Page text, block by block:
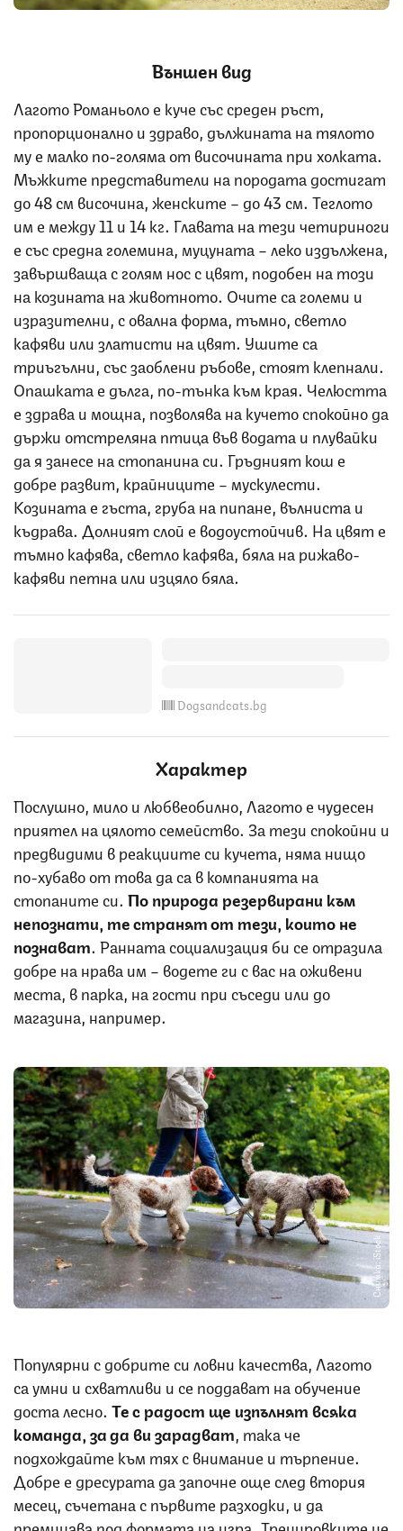
Външен вид
Лагото Романьоло е куче със среден ръст,
пропорционално и здраво, дължината на тялото
му е малко по-голяма от височината при холката.
Мъжките представители на породата достигат
до 48 см височина, женските – до 43 см. Теглото
им е между 11 и 14 кг. Главата на тези четириноги
е със средна големина, муцуната – леко издължена,
завършваща с голям нос с цвят, подобен на този
на козината на животното. Очите са големи и
изразителни, с овална форма, тъмно, светло
кафяви или златисти на цвят. Ушите са
триъгълни, със заоблени ръбове, стоят клепнали.
Опашката е дълга, по-тънка към края. Челюстта
е здрава и мощна, позволява на кучето спокойно да
държи отстреляна птица във водата и плувайки
да я занесе на стопанина си. Гръдният кош е
добре развит, крайниците – мускулести.
Козината е гъста, груба на пипане, вълниста и
къдрава. Долният слой е водоустойчив. На цвят е
тъмно кафява, светло кафява, бяла на рижаво-
кафяви петна или изцяло бяла.
Dogsandcats.bg
Характер
Послушно, мило и любвеобилно, Лагото е чудесен
приятел на цялото семейство. За тези спокойни и
предвидими в реакциите си кучета, няма нищо
по-хубаво от това да са в компанията на
стопаните си. По природа резервирани към
непознати, те странят от тези, които не
познават. Ранната социализация би се отразила
добре на нрава им – водете ги с вас на оживени
места, в парка, на гости при съседи или до
магазина, например.
Снимка: iStock
Популярни с добрите си ловни качества, Лагото
са умни и схватливи и се поддават на обучение
доста лесно. Те с радост ще изпълнят всяка
команда, за да ви зарадват , така че
подхождайте към тях с внимание и търпение.
Добре е дресурата да започне още след втория
месец, съчетана с първите разходки, и да
преминава под формата на игра. Тренировките не